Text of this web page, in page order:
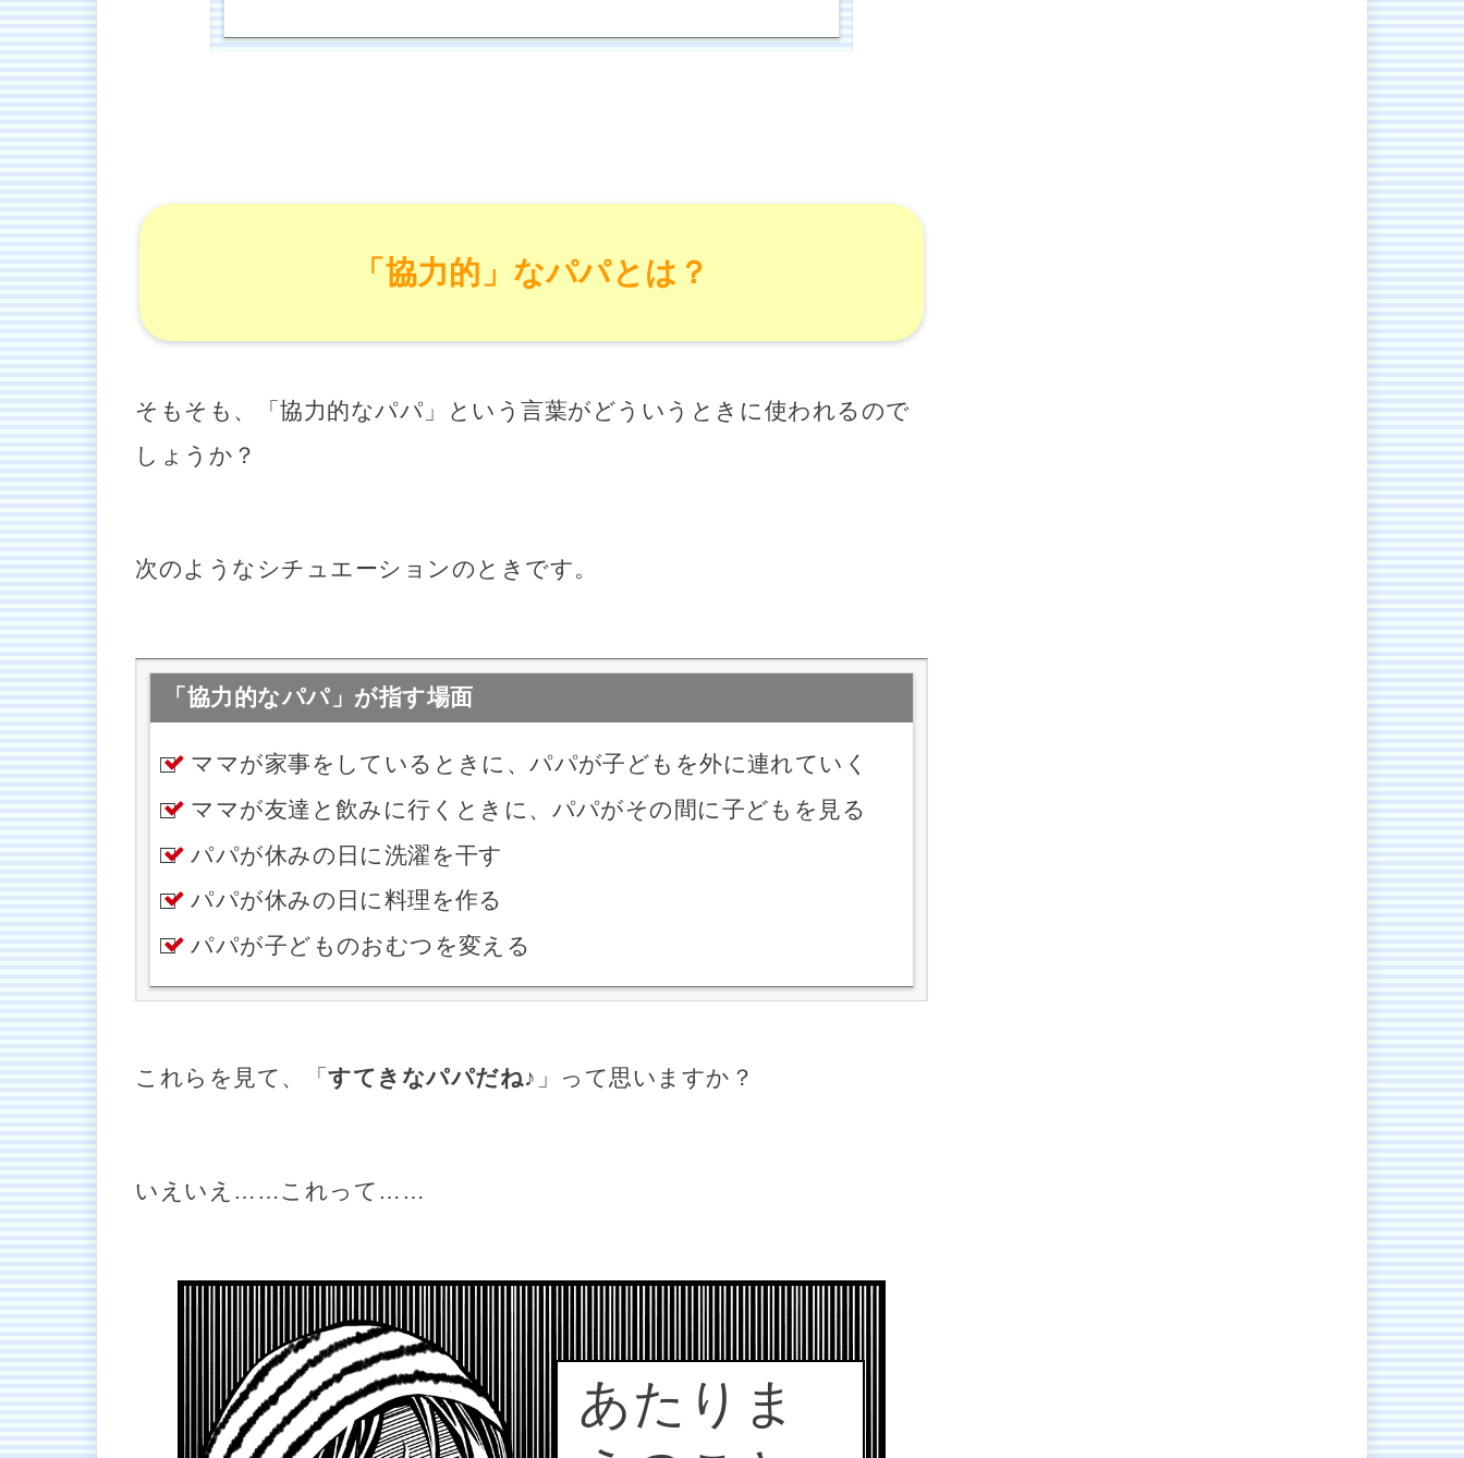
「協力的」なパパとは？
そもそも、「協力的なパパ」という言葉がどういうときに使われるので
しょうか？
次のようなシチュエーションのときです。
「協力的なパパ」が指す場面
ママが家事をしているときに、パパが子どもを外に連れていく
ママが友達と飲みに行くときに、パパがその間に子どもを見る
パパが休みの日に洗濯を干す
パパが休みの日に料理を作る
パパが子どものおむつを変える
これらを見て、「すてきなパパだね♪ 」って思いますか？
いえいえ……これって……
あたりま